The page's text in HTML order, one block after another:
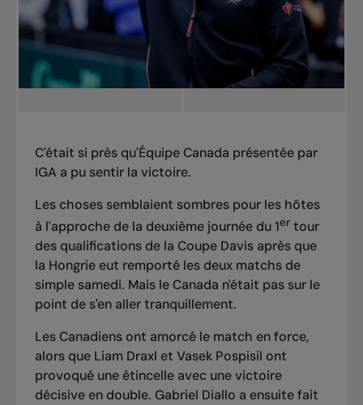
C'était si près qu'Équipe Canada présentée par
IGA a pu sentir la victoire.
Les choses semblaient sombres pour les hôtes
à l'approche de la deuxième journée du 1ertour
des qualifications de la Coupe Davis après que
la Hongrie eut remporté les deux matchs de
simple samedi. Mais le Canada n'était pas sur le
point de s'en aller tranquillement.
Les Canadiens ont amorcé le match en force,
alors que Liam Draxl et Vasek Pospisil ont
provoqué une étincelle avec une victoire
décisive en double. Gabriel Diallo a ensuite fait